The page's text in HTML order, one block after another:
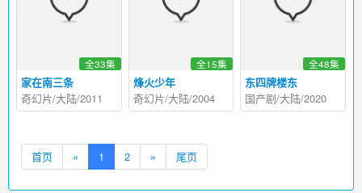
家在南三条
全33集
奇幻片/大陆/2011
烽火少年
全15集
奇幻片/大陆/2004
东四牌楼东
全48集
国产剧/大陆/2020
首页 « 1 2 » 尾页